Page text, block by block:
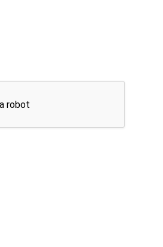
robot